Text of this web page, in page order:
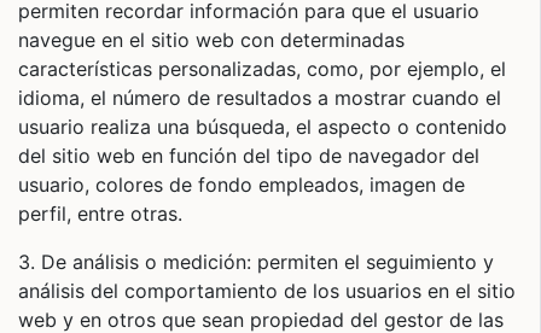
permiten recordar información para que el usuario
navegue en el sitio web con determinadas
características personalizadas, como, por ejemplo, el
idioma, el número de resultados a mostrar cuando el
usuario realiza una búsqueda, el aspecto o contenido
del sitio web en función del tipo de navegador del
usuario, colores de fondo empleados, imagen de
perfil, entre otras.
3. De análisis o medición: permiten el seguimiento y
análisis del comportamiento de los usuarios en el sitio
web y en otros que sean propiedad del gestor de las